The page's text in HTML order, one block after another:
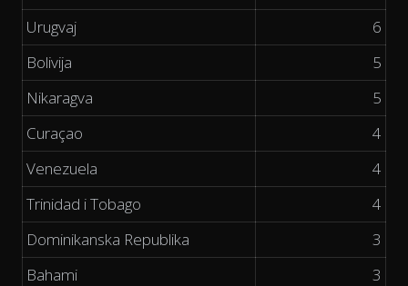
Urugvaj
6
Bolivija
5
Nikaragva
5
Curaçao
4
Venezuela
4
Trinidad i Tobago
4
Dominikanska Republika
3
Bahami
3